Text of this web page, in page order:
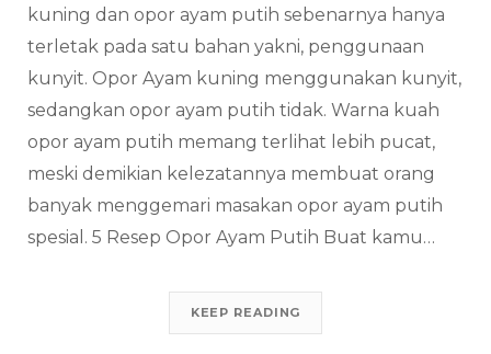
kuning dan opor ayam putih sebenarnya hanya
terletak pada satu bahan yakni, penggunaan
kunyit. Opor Ayam kuning menggunakan kunyit,
sedangkan opor ayam putih tidak. Warna kuah
opor ayam putih memang terlihat lebih pucat,
meski demikian kelezatannya membuat orang
banyak menggemari masakan opor ayam putih
spesial. 5 Resep Opor Ayam Putih Buat kamu…
KEEP READING